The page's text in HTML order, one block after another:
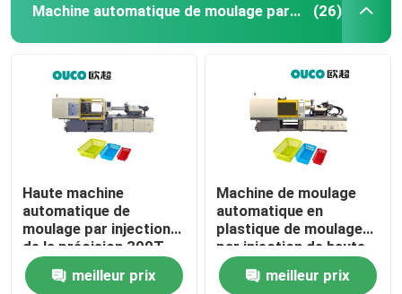
Machine automatique de moulage par injection (26)
Haute machine
automatique de
moulage par injection
de la précision 300T
avec le guide linéaire
meilleur prix
Machine de moulage
automatique en
plastique de moulage
par injection de haute
précision de PVC
meilleur prix